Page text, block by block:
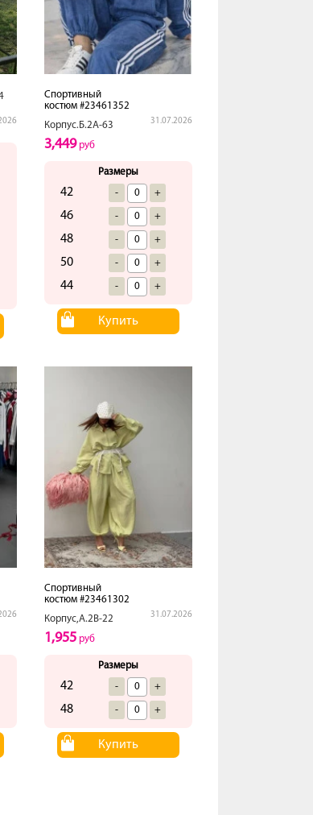
Спортивный
костюм #23461352
Корпус.Б.2А-63
31.07.2026
3,449руб
Размеры
42 - +
46 - +
48 - +
50 - +
44 - +
Купить
Спортивный
костюм #23461302
Корпус,А.2В-22
31.07.2026
1,955 руб
Размеры
42 - +
48 - +
Купить